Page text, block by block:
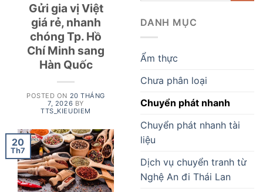
Gửi gia vị Việt
giá rẻ, nhanh
chóng Tp. Hồ
Chí Minh sang
Hàn Quốc
POSTED ON 20 THÁNG
7, 2026 BY
TTS_KIEUDIEM
20
Th7
DANH MỤC
Ẩm thực
Chưa phân loại
Chuyển phát nhanh
Chuyển phát nhanh tài
liệu
Dịch vụ chuyển tranh từ
Nghệ An đi Thái Lan